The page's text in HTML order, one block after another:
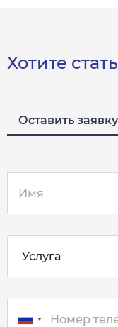
Хотите
Оставить заявку